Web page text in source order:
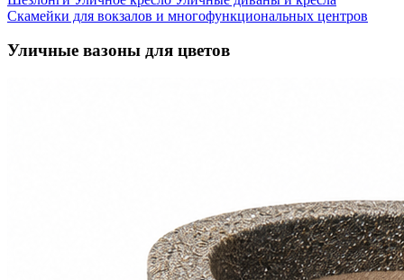
Скамейки для вокзалов и многофункциональных центров
Уличные вазоны для цветов